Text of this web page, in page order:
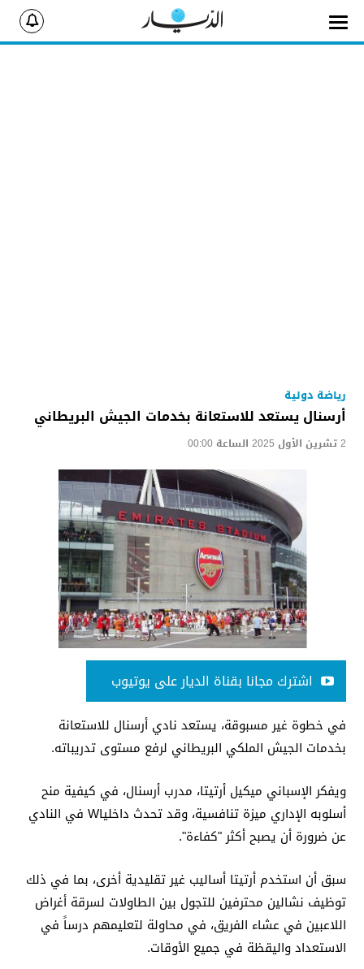
رياضة دولية
أرسنال يستعد للاستعانة بخدمات الجيش البريطاني
2 تشرين الأول 2025 الساعة 00:00
اشترك مجانا بقناة الديار على يوتيوب
في خطوة غير مسبوقة، يستعد نادي أرسنال للاستعانة
بخدمات الجيش الملكي البريطاني لرفع مستوى تدريباته.
ويفكر الإسباني ميكيل أرتيتا، مدرب أرسنال، في كيفية منح
أسلوبه الإداري ميزة تنافسية، وقد تحدث داخلياW في النادي
عن ضرورة أن يصبح أكثر "كفاءة".
سبق أن استخدم أرتيتا أساليب غير تقليدية أخرى، بما في ذلك
توظيف نشالين محترفين للتجول بين الطاولات لسرقة أغراض
اللاعبين في عشاء الفريق، في محاولة لتعليمهم درساً في
الاستعداد واليقظة في جميع الأوقات.